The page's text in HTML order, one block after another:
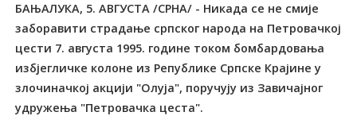
БАЊАЛУКА, 5. АВГУСТА /СРНА/ - Никада се не смије
заборавити страдање српског народа на Петровачкој
цести 7. августа 1995. године током бомбардовања
избјегличке колоне из Републике Српске Крајине у
злочиначкој акцији "Олуја", поручују из Завичајног
удружења "Петровачка цеста".